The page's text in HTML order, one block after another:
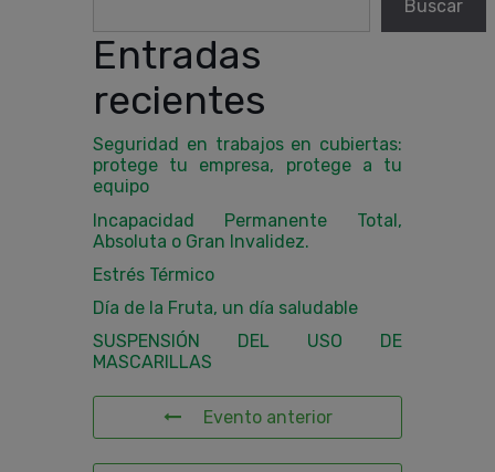
Buscar
Entradas
recientes
Seguridad en trabajos en cubiertas:
protege tu empresa, protege a tu
equipo
Incapacidad Permanente Total,
Absoluta o Gran Invalidez.
Estrés Térmico
Día de la Fruta, un día saludable
SUSPENSIÓN DEL USO DE
MASCARILLAS
Evento anterior